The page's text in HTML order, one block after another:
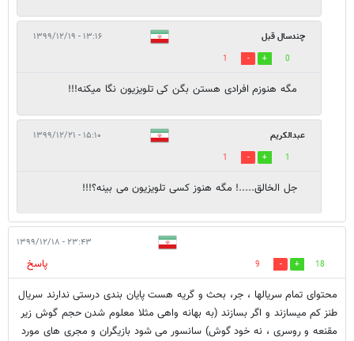
چندسال قبل ۱۳:۱۶ - ۱۳۹۹/۱۲/۱۹
0
1
مگه هنوزم افرادی هستن بگن کی تلویزیون نگا میکنه!!!
عبدالکریم ۱۵:۱۰ - ۱۳۹۹/۱۲/۲۱
1
1
جل الخالق.....! مگه هنوز کسی تلویزیون می بینه؟!!!
۲۳:۴۳ - ۱۳۹۹/۱۲/۱۸
18
9
پاسخ
محتوای تمام سریالها ، جر، بحث و گریه هست پایان بندی درستی ندارند سریال
طنز کم میسازند و اگر بسازند (به بهانه واهی مثلا معلوم شدن حجم گوش زیر
مقنعه و روسری ، نه خود گوش) سانسور می شود بازیگران و مجری های مورد